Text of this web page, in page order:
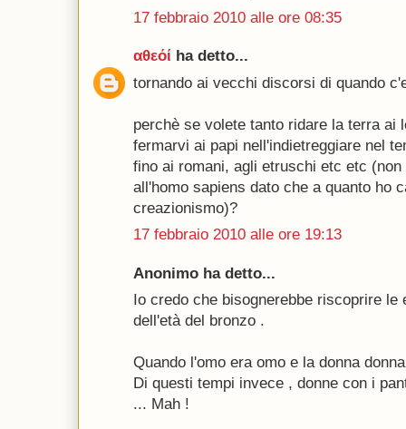
17 febbraio 2010 alle ore 08:35
αθεόί ha detto...
tornando ai vecchi discorsi di quando
perchè se volete tanto ridare la terra ai
fermarvi ai papi nell'indietreggiare nel
fino ai romani, agli etruschi etc etc
all'homo sapiens dato che a quanto ho
creazionismo)?
17 febbraio 2010 alle ore 19:13
Anonimo ha detto...
Io credo che bisognerebbe riscoprire le
dell'età del bronzo .
Quando l'omo era omo e la donna
Di questi tempi invece , donne con i
... Mah !